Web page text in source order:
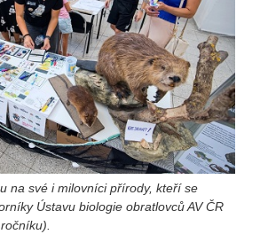
na své i milovníci přírody, kteří se
Ústavu biologie obratlovců AV ČR